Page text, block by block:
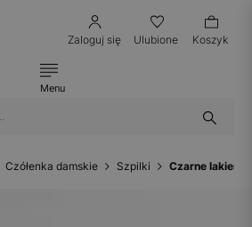
Zaloguj się Ulubione Koszyk
Menu
Czółenka damskie Szpilki Czarne